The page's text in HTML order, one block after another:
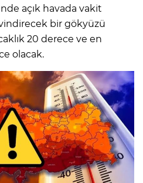
açık havada vakit
bir gökyüzü
20 derece ve en
olacak.